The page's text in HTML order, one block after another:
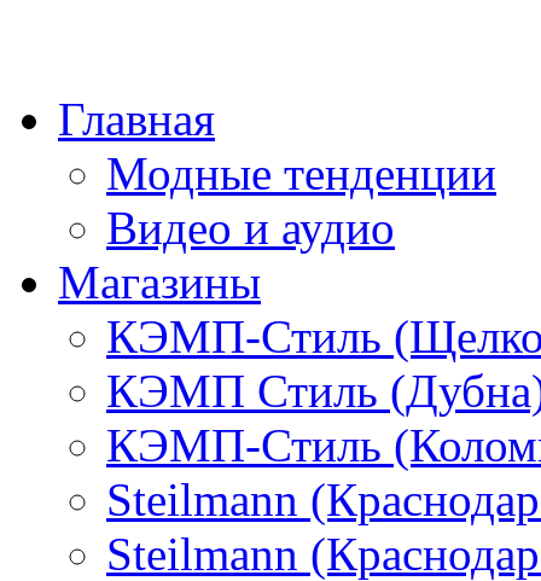
Главная
Модные тенденции
Видео и аудио
Магазины
КЭМП-Стиль
КЭМП Стиль
КЭМП-Стиль
Steilmann
Steilmann